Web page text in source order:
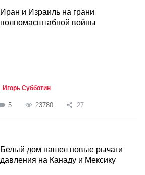
Иран и Израиль на грани
полномасштабной войны
Игорь Субботин
5 23780 27
Белый дом нашел новые рычаги
давления на Канаду и Мексику